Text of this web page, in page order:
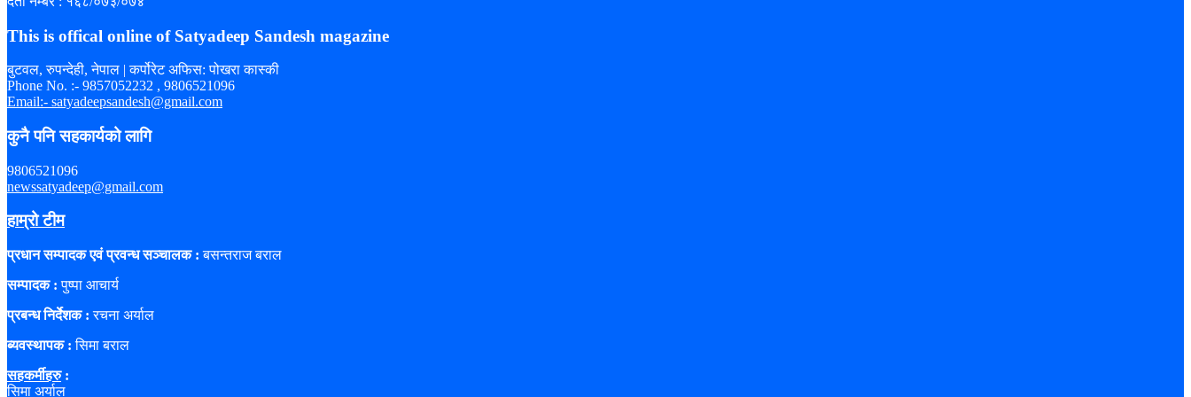
This is offical online of Satyadeep Sandesh magazine
बुटवल, रुपन्देही, नेपाल | कर्पोरेट अफिस: पोखरा कास्की
Phone No. :- 9857052232 , 9806521096
Email:- satyadeepsandesh@gmail.com
कुनै पनि सहकार्यको लागि
9806521096
newssatyadeep@gmail.com
हाम्रो टीम
प्रधान सम्पादक एवं प्रवन्ध सञ्चालक : बसन्तराज बराल
सम्पादक : पुष्पा आचार्य
प्रबन्ध निर्देशक : रचना अर्याल
ब्यवस्थापक : सिमा बराल
सहकर्मीहरु:
सिमा अर्याल